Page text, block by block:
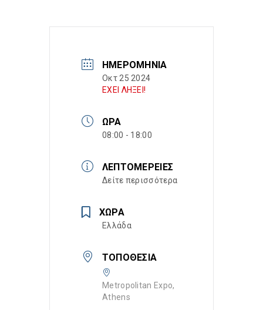
ΗΜΕΡΟΜΗΝΊΑ
Οκτ 25 2024
ΕΧΕΙ ΛΗΞΕΙ!
ΏΡΑ
08:00 - 18:00
ΛΕΠΤΟΜΈΡΕΙΕΣ
Δείτε περισσότερα
ΧΏΡΑ
Ελλάδα
ΤΟΠΟΘΕΣΊΑ
Metropolitan Expo,
Athens